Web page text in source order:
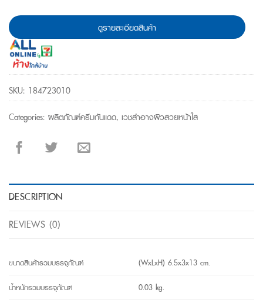
ดูรายละเอียดสินค้า
SKU: 184723010
Categories: ผลิตภัณฑ์ครีมกันแดด, เวชสำอางผิวสวยหน้าใส
DESCRIPTION
REVIEWS (0)
ขนาดสินค้ารวมบรรจุภัณฑ์
(WxLxH) 6.5x3x13 cm.
น้ำหนักรวมบรรจุภัณฑ์
0.03 kg.